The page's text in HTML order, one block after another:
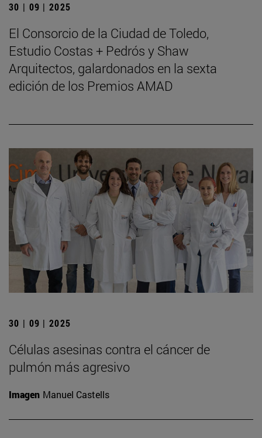
30 | 09 | 2025
El Consorcio de la Ciudad de Toledo,
Estudio Costas + Pedrós y Shaw
Arquitectos, galardonados en la sexta
edición de los Premios AMAD
30 | 09 | 2025
Células asesinas contra el cáncer de
pulmón más agresivo
Imagen Manuel Castells